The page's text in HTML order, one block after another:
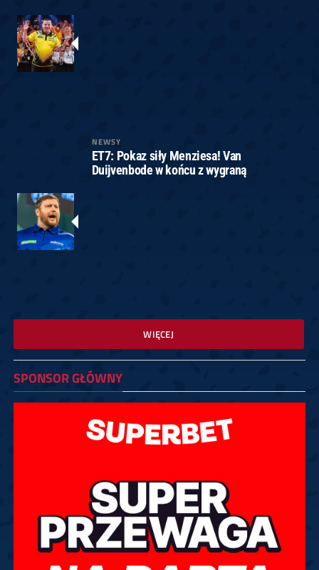
NEWSY
ET7: Pokaz siły Menziesa! Van
Duijvenbode w końcu z wygraną
WIĘCEJ
SPONSOR GŁÓWNY